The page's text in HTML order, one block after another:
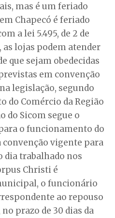
mas é um feriado
Chapecó é feriado
a lei 5.495, de 2 de
as lojas podem atender
que sejam obedecidas
em convenção
legislação, segundo
do Comércio da Região
do Sicom segue o
o funcionamento do
vigente para
dia trabalhado nos
Christi é
o funcionário
ao repouso
prazo de 30 dias da